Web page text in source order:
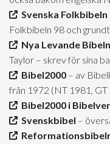
Svenska Folkbibeln
Folkbibeln 98 och
Nya Levande Bibeln
Taylor – skrev för sina
Bibel2000 – av
från 1972 (NT 1981, GT
Bibel2000 i
Svenskbibel –